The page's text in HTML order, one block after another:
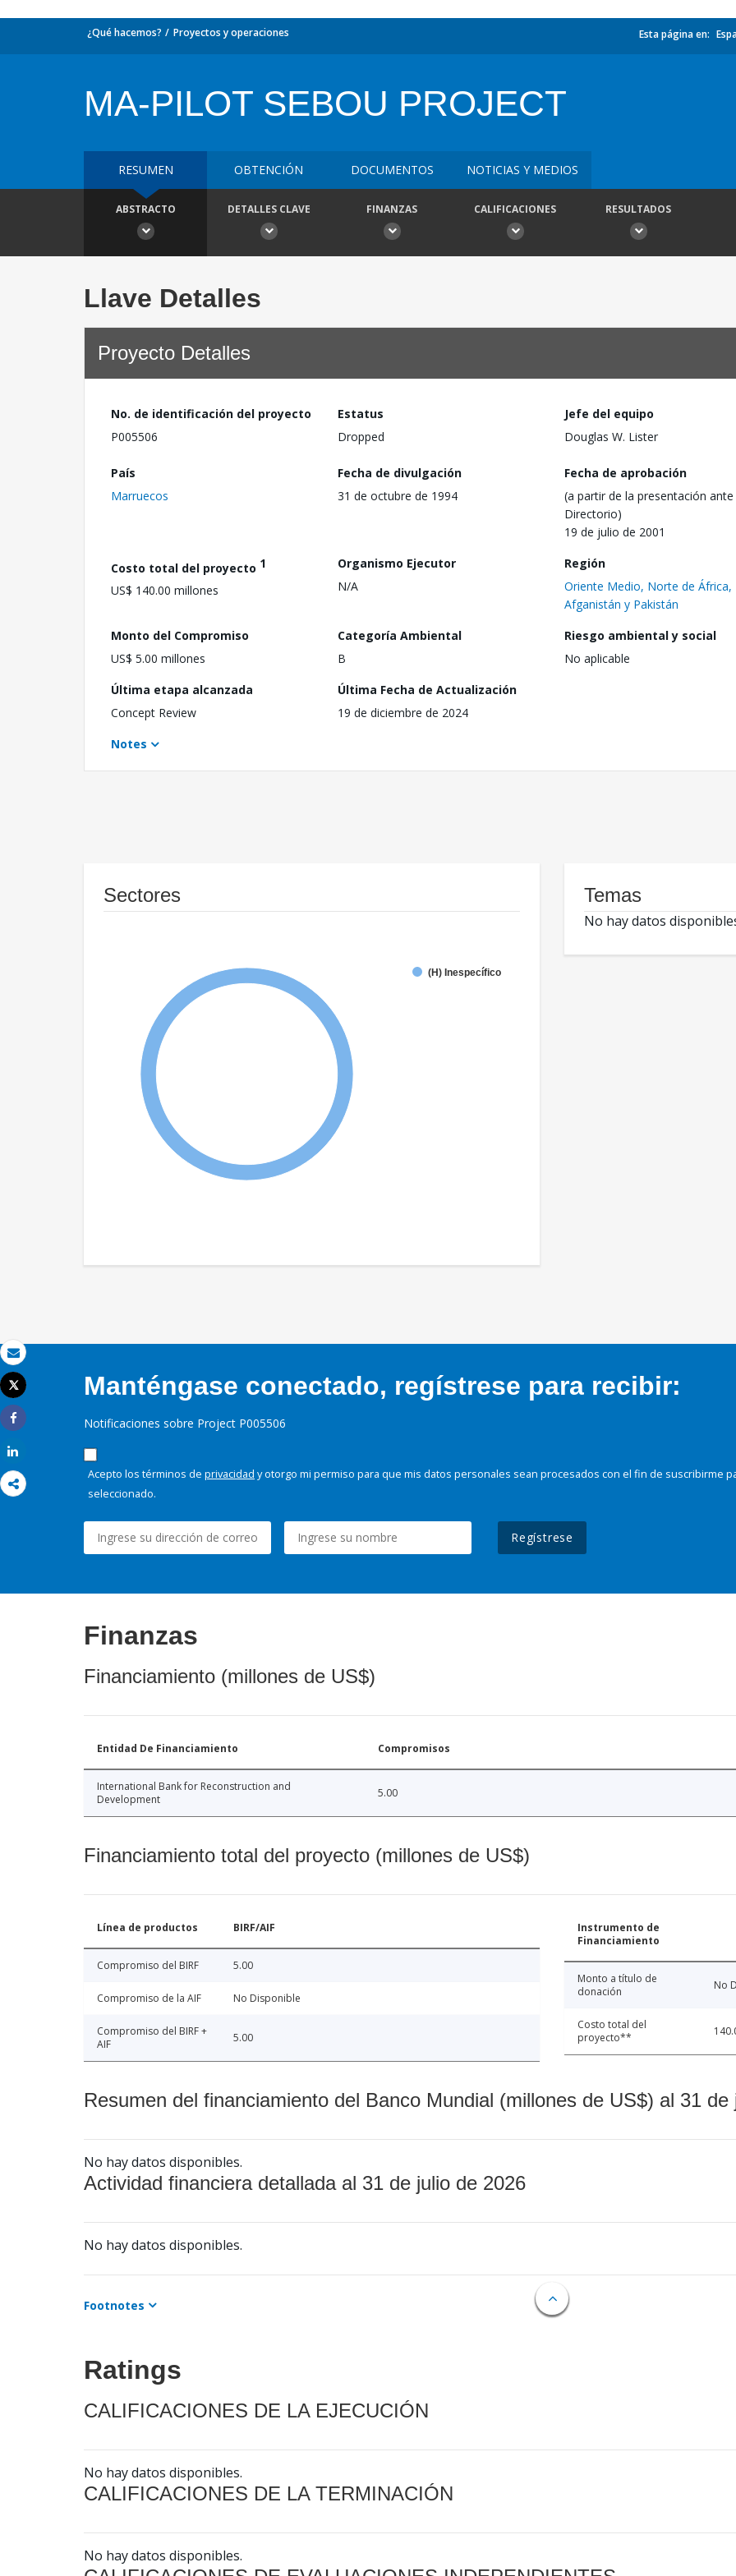
Correo electrónico
Imprimir
Tweet
Share
¿Qué hacemos? Proyectos y operaciones Esta página en:
MA-PILOT SEBOU PROJECT
RESUMEN OBTENCIÓN DOCUMENTOS NOTICIAS Y MEDIOS
ABSTRACTO DETALLES CLAVE FINANZAS CALIFICACIONES RESULTADOS
Llave Detalles
Proyecto Detalles
No. de identificación del proyecto
P005506
Estatus
Dropped
Jefe del equipo
Douglas W. Lister
País
Marruecos
Fecha de divulgación
31 de octubre de 1994
Fecha de aprobación
(a partir de la presentación ante
Directorio)
19 de julio de 2001
Costo total del proyecto 1
US$ 140.00 millones
Organismo Ejecutor
N/A
Región
Oriente Medio, Norte de África,
Afganistán y Pakistán
Monto del Compromiso
US$ 5.00 millones
Categoría Ambiental
B
Riesgo ambiental y social
No aplicable
Última etapa alcanzada
Concept Review
Última Fecha de Actualización
19 de diciembre de 2024
Notes
Sectores
(H) Inespecífico
Temas
No hay datos
Manténgase conectado, regístrese para recibir:
Notificaciones sobre Project P005506
Acepto los términos de privacidad y otorgo mi permiso para que mis datos personales sean procesados con el fin de suscribirme
seleccionado.
Regístrese
Finanzas
Financiamiento (millones de US$)
Entidad De Financiamiento Compromisos
International Bank for Reconstruction and
Development
5.00
Financiamiento total del proyecto (millones de US$)
Línea de productos BIRF/AIF
Compromiso del BIRF 5.00
Compromiso de la AIF No Disponible
Compromiso del BIRF +
AIF
5.00
Instrumento de
Financiamiento
Monto a título de
donación
No
Costo total del
proyecto**
Resumen del financiamiento del Banco Mundial (millones de US$) al 31 de
No hay datos disponibles.
Actividad financiera detallada al 31 de julio de 2026
No hay datos disponibles.
Footnotes
Ratings
CALIFICACIONES DE LA EJECUCIÓN
No hay datos disponibles.
CALIFICACIONES DE LA TERMINACIÓN
No hay datos disponibles.